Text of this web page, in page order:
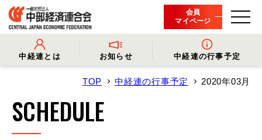
会員
マイページ
中経連とは
- 会長挨拶
- 役員名簿 - 組織概要・関連団体
- 会員一覧 - 事業・財務に関する資料
お知らせ
- プレスリリース
- 会長コメント
- イベント・セミナー
中経連の行事予定
TOP 中経連の行事予定 2020年03月
SCHEDULE